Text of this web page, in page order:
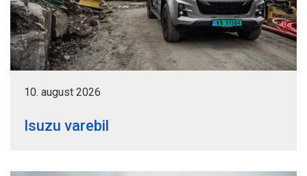
10. august 2026
Isuzu varebil